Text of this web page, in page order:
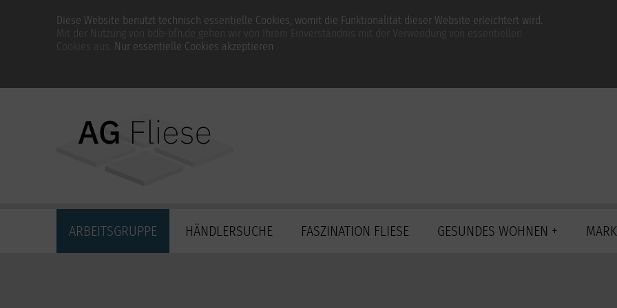
Diese Website benutzt technisch essentielle Cookies, womit die Funktionalität dieser Website erleichtert wird.
Mit der Nutzung von bdb-bfh.de gehen wir von Ihrem Einverständnis mit der Verwendung von essentiellen
Cookies aus.
Nur essentielle Cookies akzeptieren
überspringen
ARBEITSGRUPPE HÄNDLERSUCHE FASZINATION FLIESE GESUNDES WOHNEN +